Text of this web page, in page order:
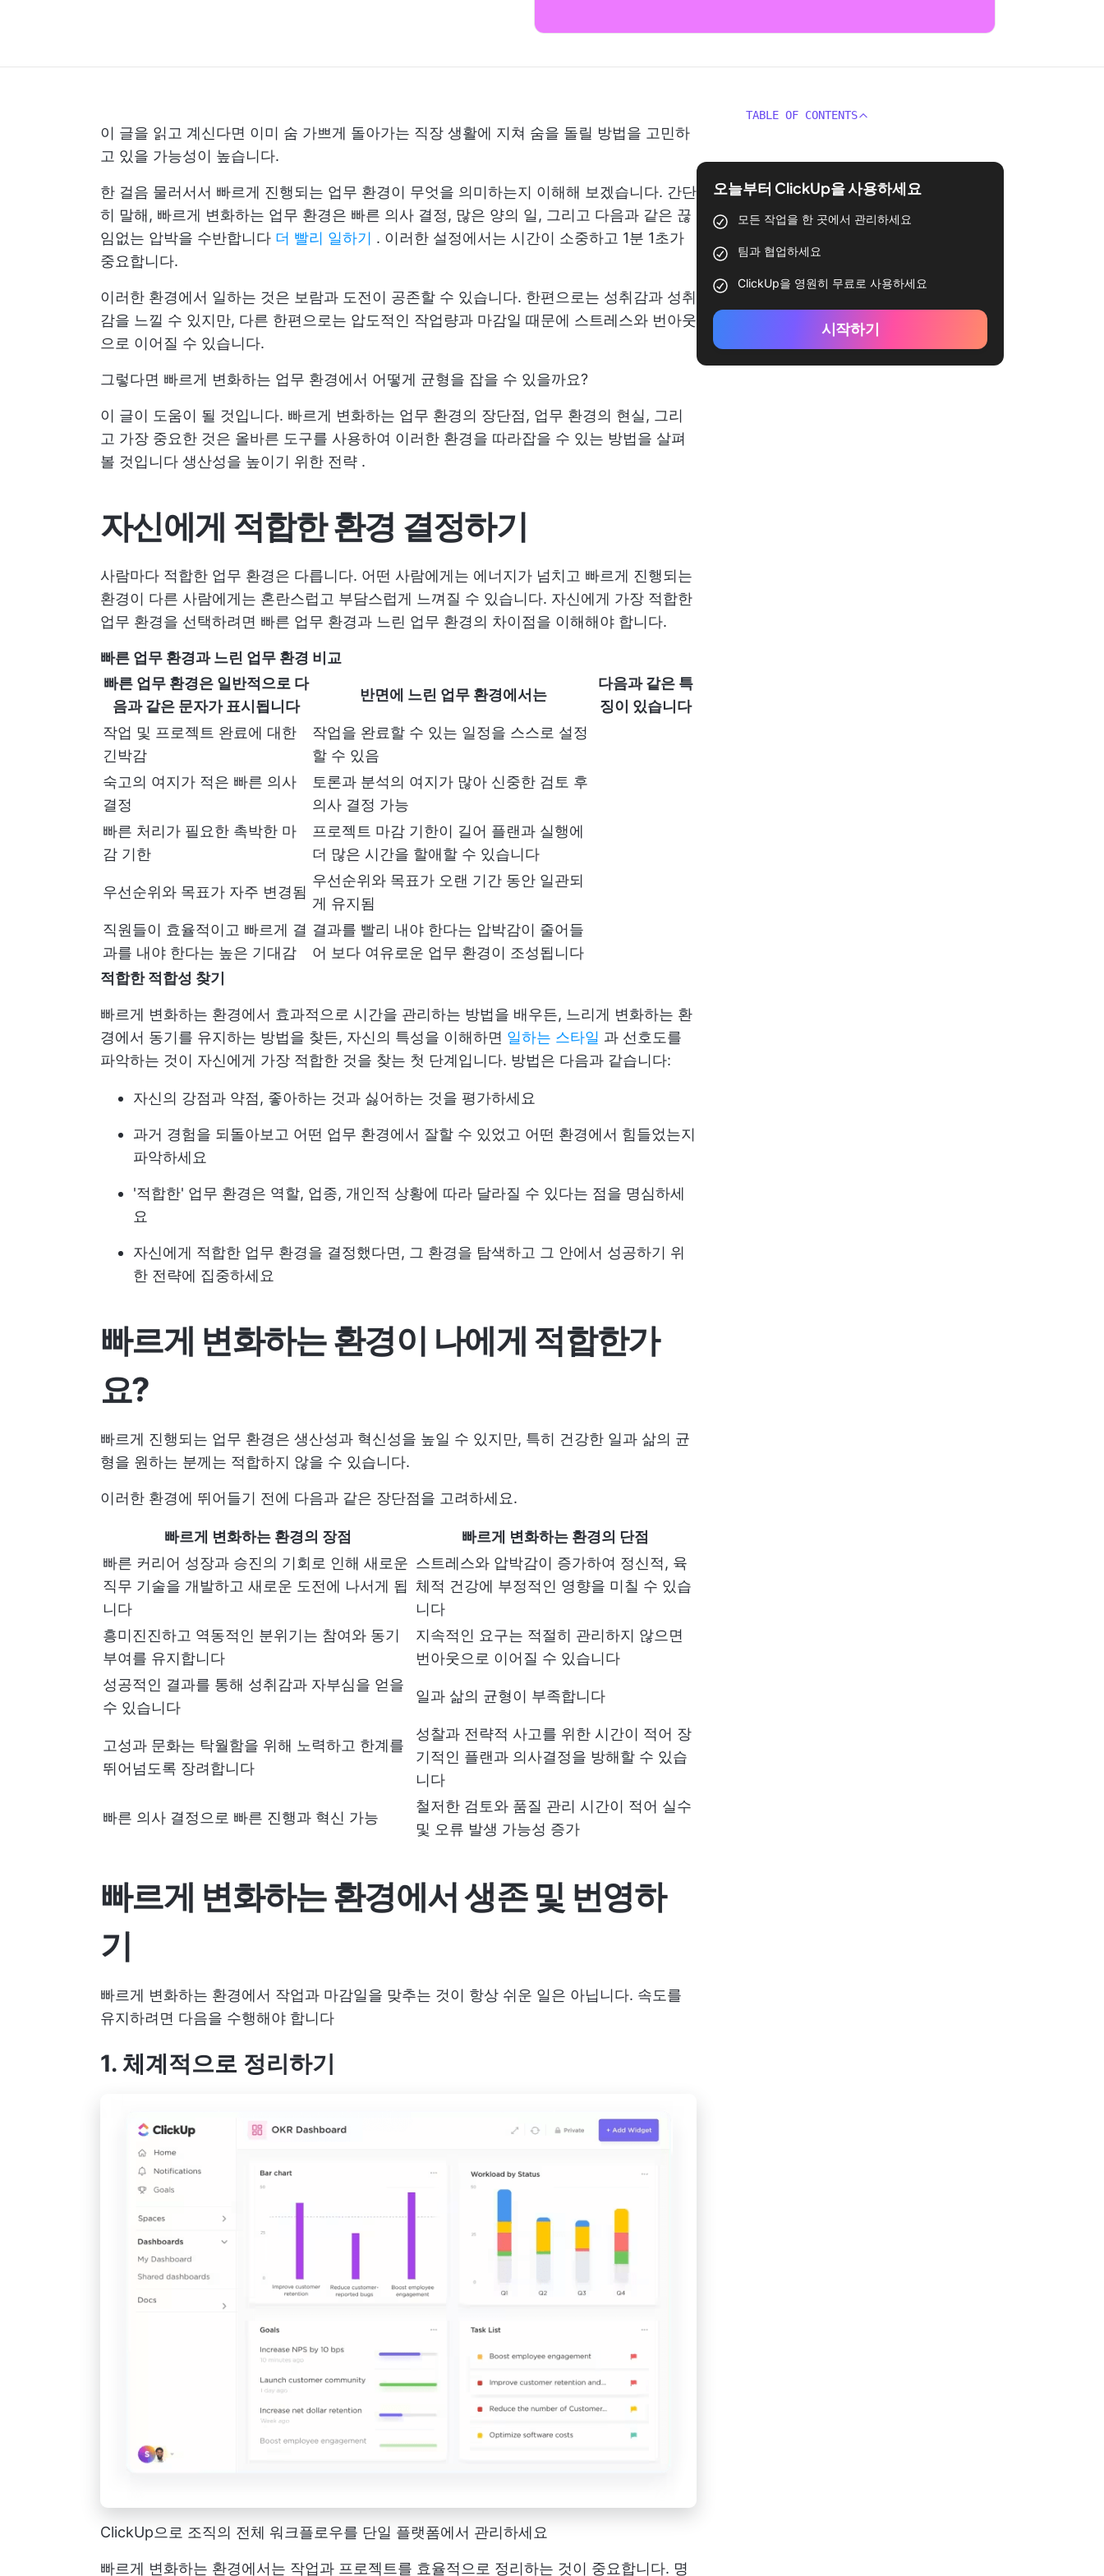
이 글을 읽고 계신다면 이미 숨 가쁘게 돌아가는 직장 생활에 지쳐 숨을 돌릴 방법을 고민하
고 있을 가능성이 높습니다.
한 걸음 물러서서 빠르게 진행되는 업무 환경이 무엇을 의미하는지 이해해 보겠습니다. 간단
히 말해, 빠르게 변화하는 업무 환경은 빠른 의사 결정, 많은 양의 일, 그리고 다음과 같은 끊
임없는 압박을 수반합니다 더 빨리 일하기 . 이러한 설정에서는 시간이 소중하고 1분 1초가
중요합니다.
이러한 환경에서 일하는 것은 보람과 도전이 공존할 수 있습니다. 한편으로는 성취감과 성취
감을 느낄 수 있지만, 다른 한편으로는 압도적인 작업량과 마감일 때문에 스트레스와 번아웃
으로 이어질 수 있습니다.
그렇다면 빠르게 변화하는 업무 환경에서 어떻게 균형을 잡을 수 있을까요?
이 글이 도움이 될 것입니다. 빠르게 변화하는 업무 환경의 장단점, 업무 환경의 현실, 그리
고 가장 중요한 것은 올바른 도구를 사용하여 이러한 환경을 따라잡을 수 있는 방법을 살펴
볼 것입니다 생산성을 높이기 위한 전략 .
자신에게 적합한 환경 결정하기
사람마다 적합한 업무 환경은 다릅니다. 어떤 사람에게는 에너지가 넘치고 빠르게 진행되는
환경이 다른 사람에게는 혼란스럽고 부담스럽게 느껴질 수 있습니다. 자신에게 가장 적합한
업무 환경을 선택하려면 빠른 업무 환경과 느린 업무 환경의 차이점을 이해해야 합니다.
빠른 업무 환경과 느린 업무 환경 비교
빠른 업무 환경은 일반적으로 다
음과 같은 문자가 표시됩니다
반면에 느린 업무 환경에서는
다음과 같은 특
징이 있습니다
작업 및 프로젝트 완료에 대한
긴박감
작업을 완료할 수 있는 일정을 스스로 설정
할 수 있음
숙고의 여지가 적은 빠른 의사
결정
토론과 분석의 여지가 많아 신중한 검토 후
의사 결정 가능
빠른 처리가 필요한 촉박한 마
감 기한
프로젝트 마감 기한이 길어 플랜과 실행에
더 많은 시간을 할애할 수 있습니다
우선순위와 목표가 자주 변경됨
우선순위와 목표가 오랜 기간 동안 일관되
게 유지됨
직원들이 효율적이고 빠르게 결
과를 내야 한다는 높은 기대감
결과를 빨리 내야 한다는 압박감이 줄어들
어 보다 여유로운 업무 환경이 조성됩니다
적합한 적합성 찾기
빠르게 변화하는 환경에서 효과적으로 시간을 관리하는 방법을 배우든, 느리게 변화하는 환
경에서 동기를 유지하는 방법을 찾든, 자신의 특성을 이해하면 일하는 스타일 과 선호도를
파악하는 것이 자신에게 가장 적합한 것을 찾는 첫 단계입니다. 방법은 다음과 같습니다:
자신의 강점과 약점, 좋아하는 것과 싫어하는 것을 평가하세요
과거 경험을 되돌아보고 어떤 업무 환경에서 잘할 수 있었고 어떤 환경에서 힘들었는지
파악하세요
'적합한' 업무 환경은 역할, 업종, 개인적 상황에 따라 달라질 수 있다는 점을 명심하세
요
자신에게 적합한 업무 환경을 결정했다면, 그 환경을 탐색하고 그 안에서 성공하기 위
한 전략에 집중하세요
빠르게 변화하는 환경이 나에게 적합한가
요?
빠르게 진행되는 업무 환경은 생산성과 혁신성을 높일 수 있지만, 특히 건강한 일과 삶의 균
형을 원하는 분께는 적합하지 않을 수 있습니다.
이러한 환경에 뛰어들기 전에 다음과 같은 장단점을 고려하세요.
빠르게 변화하는 환경의 장점
빠르게 변화하는 환경의 단점
빠른 커리어 성장과 승진의 기회로 인해 새로운
직무 기술을 개발하고 새로운 도전에 나서게 됩
니다
스트레스와 압박감이 증가하여 정신적, 육
체적 건강에 부정적인 영향을 미칠 수 있습
니다
흥미진진하고 역동적인 분위기는 참여와 동기
부여를 유지합니다
지속적인 요구는 적절히 관리하지 않으면
번아웃으로 이어질 수 있습니다
성공적인 결과를 통해 성취감과 자부심을 얻을
수 있습니다
일과 삶의 균형이 부족합니다
고성과 문화는 탁월함을 위해 노력하고 한계를
뛰어넘도록 장려합니다
성찰과 전략적 사고를 위한 시간이 적어 장
기적인 플랜과 의사결정을 방해할 수 있습
니다
빠른 의사 결정으로 빠른 진행과 혁신 가능
철저한 검토와 품질 관리 시간이 적어 실수
및 오류 발생 가능성 증가
빠르게 변화하는 환경에서 생존 및 번영하
기
빠르게 변화하는 환경에서 작업과 마감일을 맞추는 것이 항상 쉬운 일은 아닙니다. 속도를
유지하려면 다음을 수행해야 합니다
1. 체계적으로 정리하기
ClickUp으로 조직의 전체 워크플로우를 단일 플랫폼에서 관리하세요
빠르게 변화하는 환경에서는 작업과 프로젝트를 효율적으로 정리하는 것이 중요합니다. 명
TABLE OF CONTENTS
오늘부터 ClickUp을 사용하세요
모든 작업을 한 곳에서 관리하세요
팀과 협업하세요
ClickUp을 영원히 무료로 사용하세요
시작하기